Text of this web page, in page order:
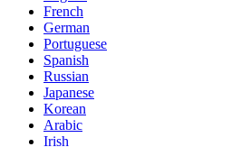
French
German
Portuguese
Spanish
Russian
Japanese
Korean
Arabic
Irish